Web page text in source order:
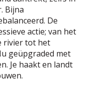
Bijna
De
actie; van het
rivier tot het
geüpgraded met
Je haakt en landt